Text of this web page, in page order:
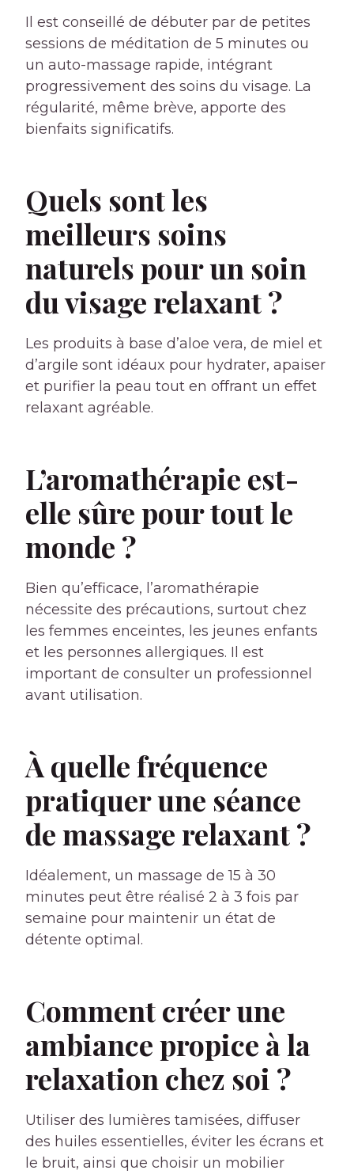
Il est conseillé de débuter par de petites
sessions de méditation de 5 minutes ou
un auto-massage rapide, intégrant
progressivement des soins du visage. La
régularité, même brève, apporte des
bienfaits significatifs.
Quels sont les
meilleurs soins
naturels pour un soin
du visage relaxant ?
Les produits à base d’aloe vera, de miel et
d’argile sont idéaux pour hydrater, apaiser
et purifier la peau tout en offrant un effet
relaxant agréable.
L’aromathérapie est-
elle sûre pour tout le
monde ?
Bien qu’efficace, l’aromathérapie
nécessite des précautions, surtout chez
les femmes enceintes, les jeunes enfants
et les personnes allergiques. Il est
important de consulter un professionnel
avant utilisation.
À quelle fréquence
pratiquer une séance
de massage relaxant ?
Idéalement, un massage de 15 à 30
minutes peut être réalisé 2 à 3 fois par
semaine pour maintenir un état de
détente optimal.
Comment créer une
ambiance propice à la
relaxation chez soi ?
Utiliser des lumières tamisées, diffuser
des huiles essentielles, éviter les écrans et
le bruit, ainsi que choisir un mobilier